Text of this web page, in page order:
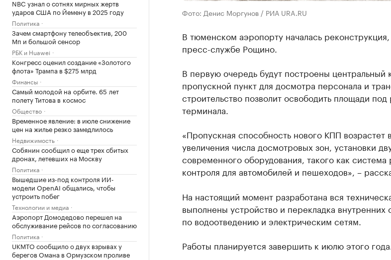
NBC узнал о сотнях мирных жертв
ударов США по Йемену в 2025 году
Политика
Зачем смартфону телеобъектив, 200
Мп и большой сенсор
РБК и Huawei
Конгресс оценил создание «Золотого
флота» Трампа в $275 млрд
Финансы
Самый молодой на орбите. 65 лет
полету Титова в космос
Общество
Временное явление: в июле снижение
цен на жилье резко замедлилось
Недвижимость
Собянин сообщил о еще трех сбитых
дронах, летевших на Москву
Политика
Вышедшие из-под контроля ИИ-
модели OpenAI общались, чтобы
устроить побег
Технологии и медиа
Аэропорт Домодедово перешел на
обслуживание рейсов по согласованию
Политика
UKMTO сообщило о двух взрывах у
берегов Омана в Ормузском проливе
Фото: Денис Моргунов / РИА URA.RU
В тюменском аэропорту началась
пресс-службе Рощино.
В первую очередь будут построены центральный
пропускной пункт для досмотра персонала и
строительство позволит освободить площади
терминала.
«Пропускная способность нового КПП возрастет
увеличения числа досмотровых зон, установки
современного оборудования, такого как система
контроля для автомобилей и пешеходов», –
На настоящий момент разработана вся
выполнены устройство и перекладка внутренних
по водоотведению и электрическим сетям.
Работы планируется завершить к июлю этого года.